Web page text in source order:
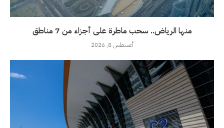
منها الرياض.. سحب ماطرة على أجزاء من 7 مناطق
أغسطس 8, 2026